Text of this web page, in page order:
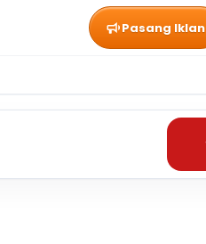
Pasang Iklan